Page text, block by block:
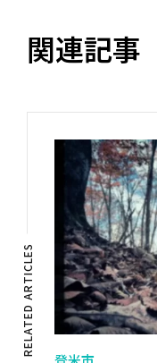
関連記事
RELATED ARTICLES